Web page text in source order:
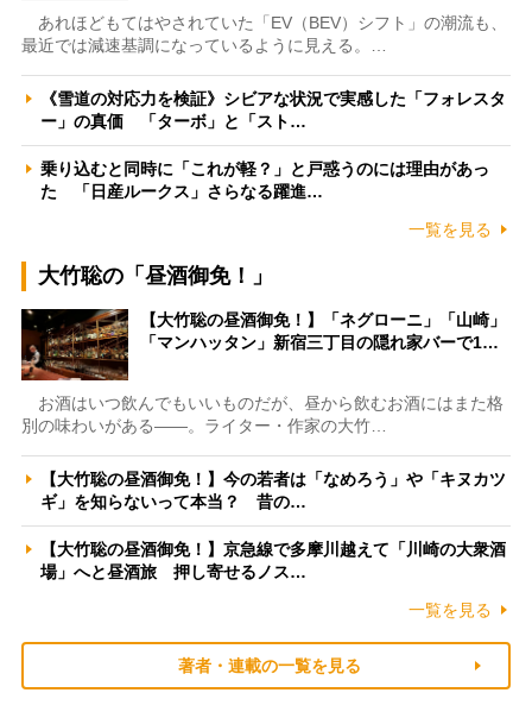
あれほどもてはやされていた「EV（BEV）シフト」の潮流も、
最近では減速基調になっているように見える。…
《雪道の対応力を検証》シビアな状況で実感した「フォレスタ
ー」の真価 「ターボ」と「スト…
乗り込むと同時に「これが軽？」と戸惑うのには理由があっ
た 「日産ルークス」さらなる躍進…
一覧を見る
大竹聡の「昼酒御免！」
【大竹聡の昼酒御免！】「ネグローニ」「山崎」
「マンハッタン」新宿三丁目の隠れ家バーで1…
お酒はいつ飲んでもいいものだが、昼から飲むお酒にはまた格
別の味わいがある――。ライター・作家の大竹…
【大竹聡の昼酒御免！】今の若者は「なめろう」や「キヌカツ
ギ」を知らないって本当？ 昔の…
【大竹聡の昼酒御免！】京急線で多摩川越えて「川崎の大衆酒
場」へと昼酒旅 押し寄せるノス…
一覧を見る
著者・連載の一覧を見る